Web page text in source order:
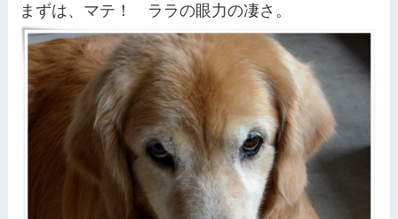
まずは、マテ！ ララの眼力の凄さ。